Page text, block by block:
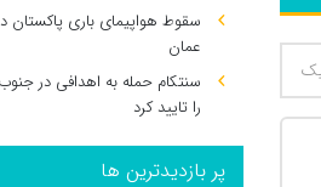
سقوط هواپیمای باری پاکستان
عمان
سنتکام حمله به اهدافی در
را تایید کرد
پر بازدیدترین ها